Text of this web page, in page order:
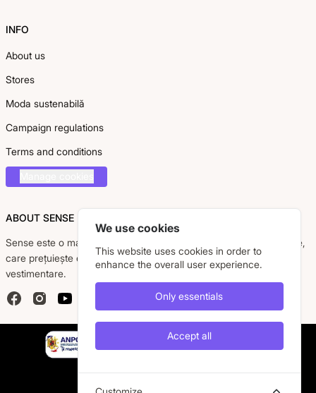
INFO
About us
Stores
Moda sustenabilă
Campaign regulations
Terms and conditions
ABOUT SENSE
Sense este o marcă românească dedicată femeii moderne, active,
care prețuiește eleganța, confortul și calitatea pieselor
vestimentare.
FacebookInstagramYouTube
We use cookies
This website uses cookies in order to
enhance the overall user experience.
Only essentials
Accept all